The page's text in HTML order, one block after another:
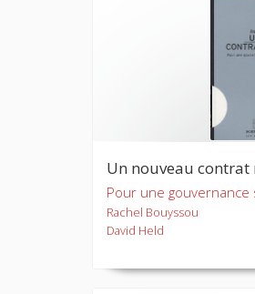
Un nouveau
Pour une gouvernance
Rachel Bouyssou
David Held